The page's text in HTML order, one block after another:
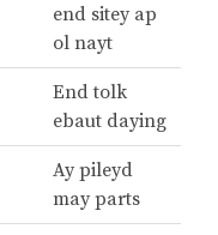
end sitey ap
ol nayt
End tolk
ebaut daying
Ay pileyd
may parts